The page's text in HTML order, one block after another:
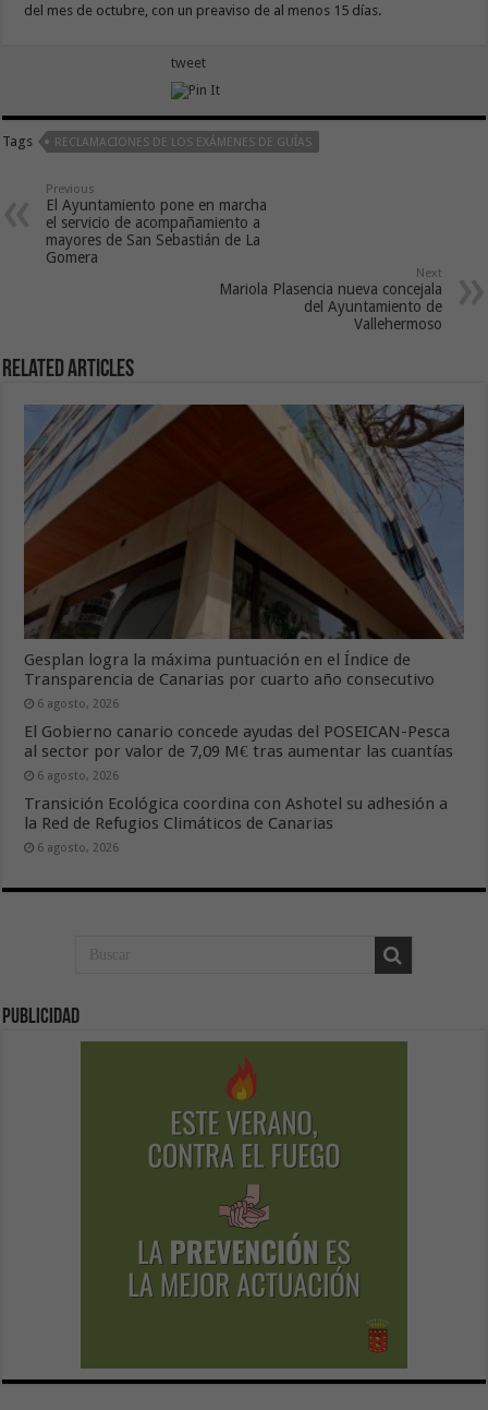
del mes de octubre, con un preaviso de al menos 15 días.
tweet
Tags RECLAMACIONES DE LOS EXÁMENES DE GUÍAS
Previous
El Ayuntamiento pone en marcha
el servicio de acompañamiento a
mayores de San Sebastián de La
Gomera
Next
Mariola Plasencia nueva concejala
del Ayuntamiento de
Vallehermoso
Related Articles
Gesplan logra la máxima puntuación en el Índice de
Transparencia de Canarias por cuarto año consecutivo
6 agosto, 2026
El Gobierno canario concede ayudas del POSEICAN-Pesca
al sector por valor de 7,09 M€ tras aumentar las cuantías
6 agosto, 2026
Transición Ecológica coordina con Ashotel su adhesión a
la Red de Refugios Climáticos de Canarias
6 agosto, 2026
Publicidad